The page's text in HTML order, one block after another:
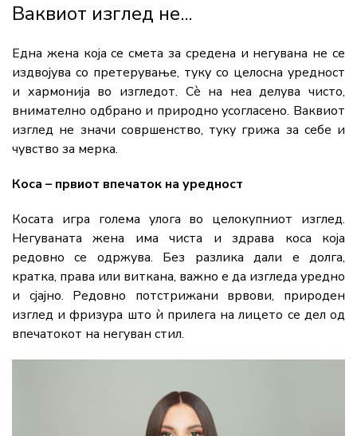
Ваквиот изглед не...
Една жена која се смета за средена и негувана не се
издвојува со претерување, туку со целосна уредност
и хармонија во изгледот. Сè на неа делува чисто,
внимателно одбрано и природно усогласено. Ваквиот
изглед не значи совршенство, туку грижа за себе и
чувство за мерка.
Коса – првиот впечаток на уредност
Косата игра голема улога во целокупниот изглед.
Негуваната жена има чиста и здрава коса која
редовно се одржува. Без разлика дали е долга,
кратка, права или виткана, важно е да изгледа уредно
и сјајно. Редовно потстрижани врвови, природен
изглед и фризура што ѝ прилега на лицето се дел од
впечатокот на негуван стил.